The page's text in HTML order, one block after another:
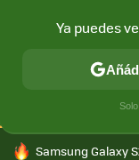
CONECTIVIDAD
HOY SE HABLA DE
Samsung Galaxy
Ya puedes